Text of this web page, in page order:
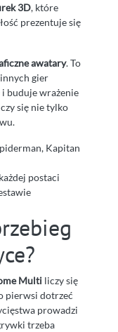
3D, które
prezentuje się
awatary. To
gier
buduje wrażenie
się nie tylko
Kapitan
postaci
Multi liczy się
pierwsi dotrzeć
prowadzi
trzeba